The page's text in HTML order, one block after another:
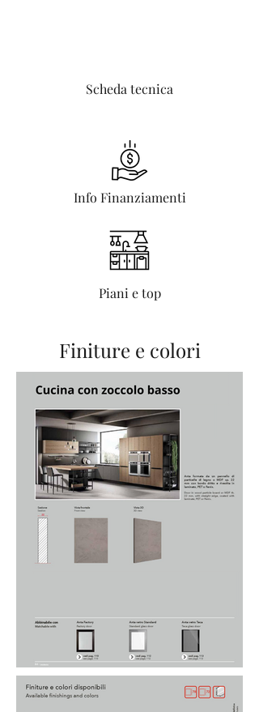
Scheda tecnica
Info Finanziamenti
Piani e top
Finiture e colori